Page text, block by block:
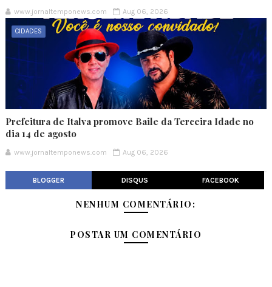
www.jornaltemponews.com Aug 06, 2026
CIDADES
Prefeitura de Italva promove Baile da Terceira Idade no
dia 14 de agosto
www.jornaltemponews.com Aug 06, 2026
BLOGGER DISQUS FACEBOOK
NENHUM COMENTÁRIO:
POSTAR UM COMENTÁRIO